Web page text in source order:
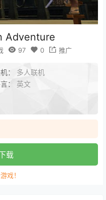
Adventure
97 0 推广
： 多人联机
： 英文
载
戏！